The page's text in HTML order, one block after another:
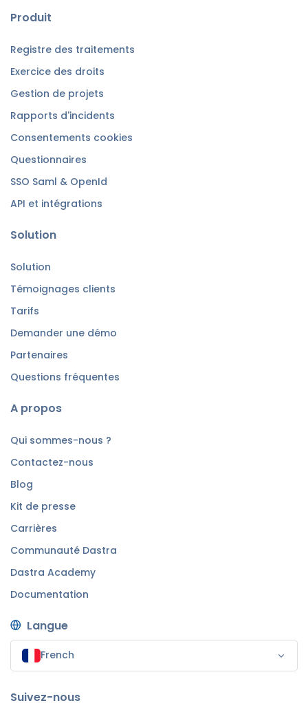
Produit
Registre des traitements
Exercice des droits
Gestion de projets
Rapports d'incidents
Consentements cookies
Questionnaires
SSO Saml & OpenId
API et intégrations
Solution
Solution
Témoignages clients
Tarifs
Demander une démo
Partenaires
Questions fréquentes
A propos
Qui sommes-nous ?
Contactez-nous
Blog
Kit de presse
Carrières
Communauté Dastra
Dastra Academy
Documentation
Langue
French
Suivez-nous